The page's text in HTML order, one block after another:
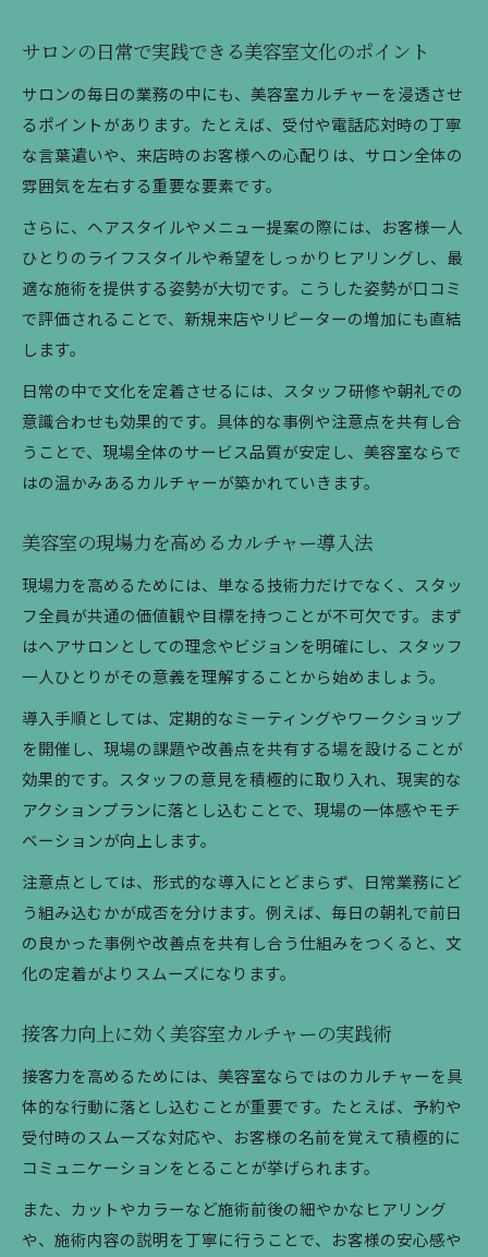
サロンの日常で実践できる美容室文化のポイント
サロンの毎日の業務の中にも、美容室カルチャーを浸透させ
るポイントがあります。たとえば、受付や電話応対時の丁寧
な言葉遣いや、来店時のお客様への心配りは、サロン全体の
雰囲気を左右する重要な要素です。
さらに、ヘアスタイルやメニュー提案の際には、お客様一人
ひとりのライフスタイルや希望をしっかりヒアリングし、最
適な施術を提供する姿勢が大切です。こうした姿勢が口コミ
で評価されることで、新規来店やリピーターの増加にも直結
します。
日常の中で文化を定着させるには、スタッフ研修や朝礼での
意識合わせも効果的です。具体的な事例や注意点を共有し合
うことで、現場全体のサービス品質が安定し、美容室ならで
はの温かみあるカルチャーが築かれていきます。
美容室の現場力を高めるカルチャー導入法
現場力を高めるためには、単なる技術力だけでなく、スタッ
フ全員が共通の価値観や目標を持つことが不可欠です。まず
はヘアサロンとしての理念やビジョンを明確にし、スタッフ
一人ひとりがその意義を理解することから始めましょう。
導入手順としては、定期的なミーティングやワークショップ
を開催し、現場の課題や改善点を共有する場を設けることが
効果的です。スタッフの意見を積極的に取り入れ、現実的な
アクションプランに落とし込むことで、現場の一体感やモチ
ベーションが向上します。
注意点としては、形式的な導入にとどまらず、日常業務にど
う組み込むかが成否を分けます。例えば、毎日の朝礼で前日
の良かった事例や改善点を共有し合う仕組みをつくると、文
化の定着がよりスムーズになります。
接客力向上に効く美容室カルチャーの実践術
接客力を高めるためには、美容室ならではのカルチャーを具
体的な行動に落とし込むことが重要です。たとえば、予約や
受付時のスムーズな対応や、お客様の名前を覚えて積極的に
コミュニケーションをとることが挙げられます。
また、カットやカラーなど施術前後の細やかなヒアリング
や、施術内容の説明を丁寧に行うことで、お客様の安心感や